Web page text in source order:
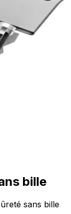
bille
sans bille